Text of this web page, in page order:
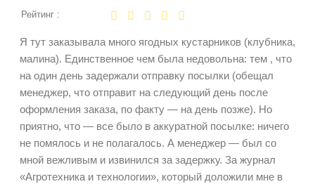
Рейтинг :
Я тут заказывала много ягодных кустарников (клубника,
малина). Единственное чем была недовольна: тем , что
на один день задержали отправку посылки (обещал
менеджер, что отправит на следующий день после
оформления заказа, по факту — на день позже). Но
приятно, что — все было в аккуратной посылке: ничего
не помялось и не полагалось. А менеджер — был со
мной вежливым и извинился за задержку. За журнал
«Агротехника и технологии», который доложили мне в